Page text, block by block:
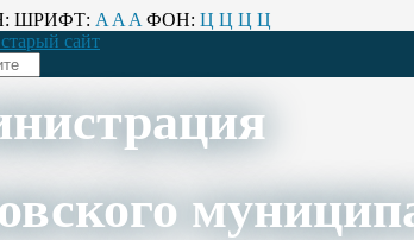
ШРИФТ: A A A ФОН: Ц Ц Ц Ц
сайт